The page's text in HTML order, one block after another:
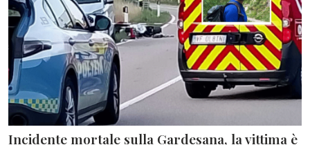
Incidente mortale sulla Gardesana, la vittima è